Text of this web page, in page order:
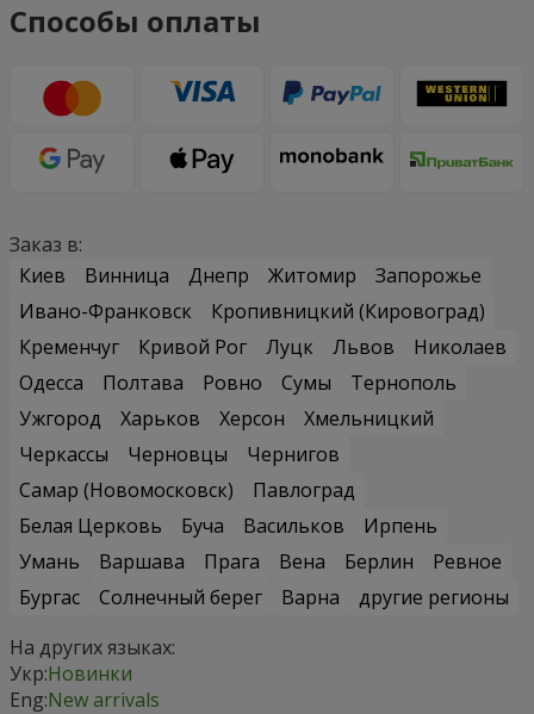
Способы оплаты
Заказ в:
Киев
Винница Днепр Житомир
Запорожье
Ивано-Франковск
Кропивницкий (Кировоград)
Кременчуг
Кривой Рог Луцк Львов
Николаев
Одесса
Полтава Ровно Сумы
Тернополь
Ужгород
Харьков Херсон
Хмельницкий
Черкассы
Черновцы
Чернигов
Самар (Новомосковск)
Павлоград
Белая Церковь
Буча Васильков
Ирпень
Умань
Варшава Прага Вена Берлин
Ревное
Бургас
Солнечный берег Варна
другие регионы
На других языках:
Укр:Новинки
Eng:New arrivals